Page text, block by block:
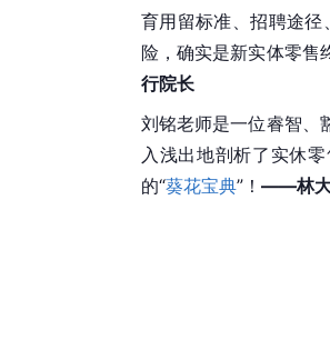
育用留标准、招聘途
险，确实是新实体零售
行院长
刘铭老师是一位睿智、
入浅出地剖析了实休
的“葵花宝典”！ ——林